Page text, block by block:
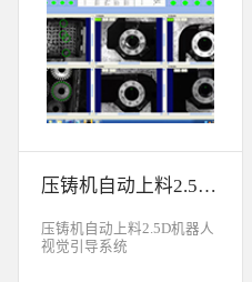
压铸机自动上料2.5D机器人视觉引导系统
压铸机自动上料2.5D机器人
视觉引导系统